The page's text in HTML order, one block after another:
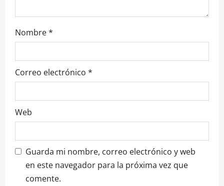
t
r
d
a
s
Nombre*
Correo electrónico *
Web
Guarda mi nombre, correo electrónico y web
en este navegador para la próxima vez que
comente.